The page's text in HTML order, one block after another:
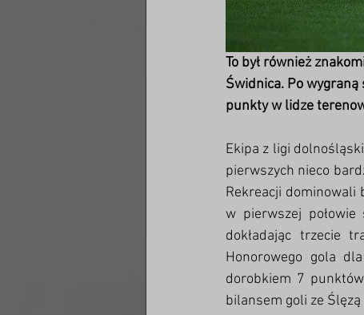
To był również
Świdnica. Po
punkty w lidze
Ekipa z ligi
pierwszych nieco
Rekreacji dominowali
w pierwszej
dokładając trzecie
Honorowego gola
dorobkiem 7
bilansem goli ze Ślęzą